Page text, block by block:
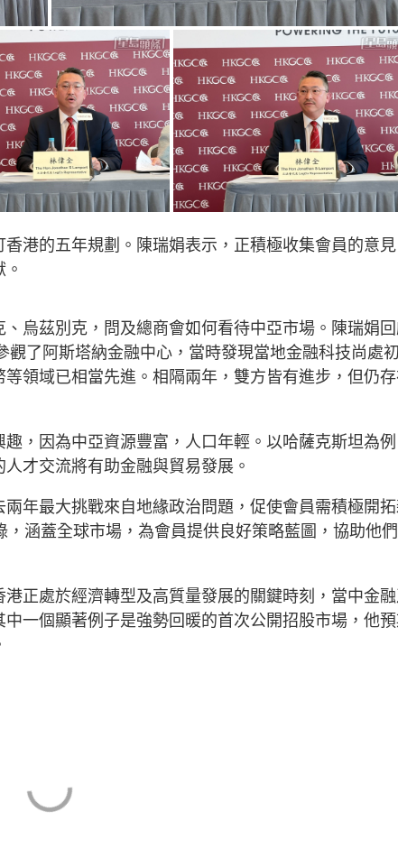
港的五年規劃。陳瑞娟表示，正積極收集會員的意見
烏茲別克，問及總商會如何看待中亞市場。陳瑞娟
觀了阿斯塔納金融中心，當時發現當地金融科技尚處
領域已相當先進。相隔兩年，雙方皆有進步，但仍
，因為中亞資源豐富，人口年輕。以哈薩克斯坦為例
才交流將有助金融與貿易發展。
年最大挑戰來自地緣政治問題，促使會員需積極開
涵蓋全球市場，為會員提供良好策略藍圖，協助他
正處於經濟轉型及高質量發展的關鍵時刻，當中金
一個顯著例子是強勢回暖的首次公開招股市場，他預